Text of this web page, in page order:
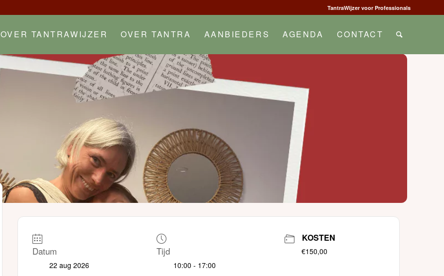
TantraWijzer voor Professionals
OVER TANTRAWIJZER OVER TANTRA AANBIEDERS AGENDA CONTACT
Datum
22 aug 2026
Tijd
10:00 - 17:00
KOSTEN
€150,00